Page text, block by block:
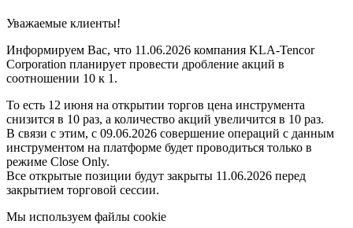
Уважаемые клиенты!
Информируем Вас, что 11.06.2026 компания KLA-Tencor
Corporation планирует провести дробление акций в
соотношении 10 к 1.
То есть 12 июня на открытии торгов цена инструмента
снизится в 10 раз, а количество акций увеличится в 10 раз.
В связи с этим, с 09.06.2026 совершение операций с данным
инструментом на платформе будет проводиться только в
режиме Close Only.
Все открытые позиции будут закрыты 11.06.2026 перед
закрытием торговой сессии.
Мы используем файлы cookie